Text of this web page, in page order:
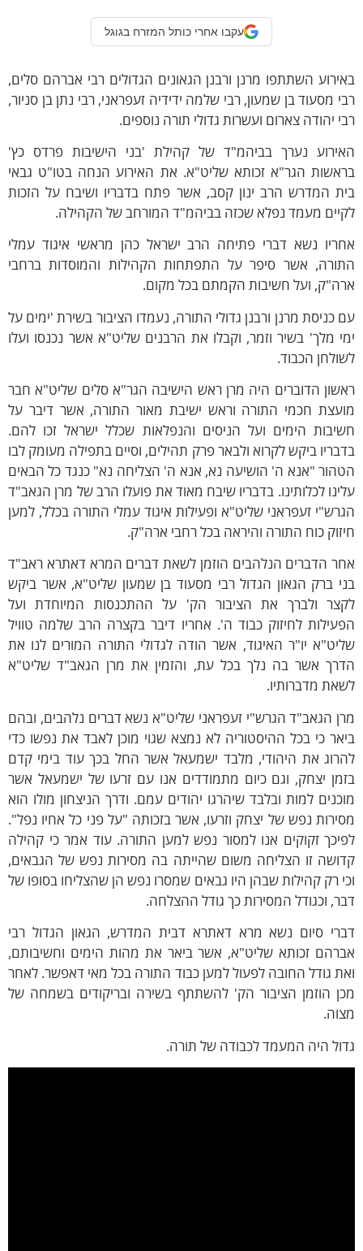
עקבו אחרי כותל המזרח בגוגל
השתתפו מרנן ורבנן הגאונים הגדולים רבי אברהם סלים,
מסעוד בן שמעון, רבי שלמה ידידיה זעפראני, רבי נתן בן סניור,
יהודה צארום ועשרות גדולי תורה נוספים.
נערך בביהמ"ד של קהילת 'בני הישיבות פרדס כץ'
הגר"א זכותא שליט"א. את האירוע הנחה בטו"ט גבאי
המדרש הרב ינון קסב, אשר פתח בדבריו ושיבח על הזכות
מעמד נפלא שכזה בביהמ"ד המורחב של הקהילה.
נשא דברי פתיחה הרב ישראל כהן מראשי איגוד עמלי
אשר סיפר על התפתחות הקהילות והמוסדות ברחבי
ועל חשיבות הקמתם בכל מקום.
מרנן ורבנן גדולי התורה, נעמדו הציבור בשירת 'ימים על
מלך' בשיר וזמר, וקבלו את הרבנים שליט"א אשר נכנסו ועלו
הכבוד.
הדוברים היה מרן ראש הישיבה הגר"א סלים שליט"א חבר
חכמי התורה וראש ישיבת מאור התורה, אשר דיבר על
הימים ועל הניסים והנפלאות שכלל ישראל זכו להם.
ביקש לקרוא ולבאר פרק תהילים, וסיים בתפילה מעומק לבו
"אנא ה' הושיעה נא, אנא ה' הצליחה נא" כנגד כל הבאים
לכלותינו. בדבריו שיבח מאוד את פועלו הרב של מרן הגאב"ד
זעפראני שליט"א ופעילות איגוד עמלי התורה בכלל, למען
כוח התורה והיראה בכל רחבי ארה"ק.
הדברים הנלהבים הוזמן לשאת דברים המרא דאתרא ראב"ד
ברק הגאון הגדול רבי מסעוד בן שמעון שליט"א, אשר ביקש
ולברך את הציבור הק' על ההתכנסות המיוחדת ועל
לחיזוק כבוד ה'. אחריו דיבר בקצרה הרב שלמה טוויל
יו"ר האיגוד, אשר הודה לגדולי התורה המורים לנו את
אשר בה נלך בכל עת, והזמין את מרן הגאב"ד שליט"א
מדברותיו.
הגאב"ד הגרש"י זעפראני שליט"א נשא דברים נלהבים, ובהם
כי בכל ההיסטוריה לא נמצא שגוי מוכן לאבד את נפשו כדי
את היהודי, מלבד ישמעאל אשר החל בכך עוד בימי קדם
יצחק, וגם כיום מתמודדים אנו עם זרעו של ישמעאל אשר
למות ובלבד שיהרגו יהודים עמם. ודרך הניצחון מולו הוא
נפש של יצחק וזרעו, אשר בזכותה "על פני כל אחיו נפל".
זקוקים אנו למסור נפש למען התורה. עוד אמר כי קהילה
זו הצליחה משום שהייתה בה מסירות נפש של הגבאים,
רק קהילות שבהן היו גבאים שמסרו נפש הן שהצליחו בסופו של
וכגודל המסירות כך גודל ההצלחה.
סיום נשא מרא דאתרא דבית המדרש, הגאון הגדול רבי
זכותא שליט"א, אשר ביאר את מהות הימים וחשיבותם,
גודל החובה לפעול למען כבוד התורה בכל מאי דאפשר. לאחר
הוזמן הציבור הק' להשתתף בשירה ובריקודים בשמחה של
היה המעמד לכבודה של תורה.